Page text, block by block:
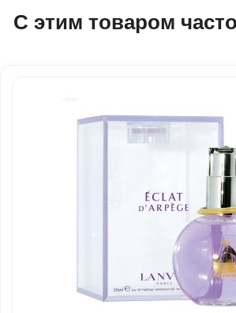
С этим товаром